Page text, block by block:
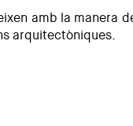
amb la manera
arquitectòniques.